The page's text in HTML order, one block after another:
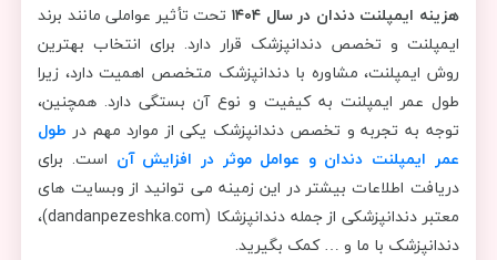
هزینه ایمپلنت دندان در سال ۱۴۰۴
تحت تأثیر عواملی مانند برند
ایمپلنت و تخصص دندانپزشک قرار دارد. برای انتخاب بهترین
روش ایمپلنت، مشاوره با دندانپزشک متخصص اهمیت دارد، زیرا
طول عمر ایمپلنت به کیفیت و نوع آن بستگی دارد. همچنین،
توجه به تجربه و تخصص دندانپزشک یکی از موارد مهم در طول
عمر ایمپلنت دندان و عوامل موثر در افزایش آن است. برای
دریافت اطلاعات بیشتر در این زمینه می توانید از وبسایت های
معتبر دندانپزشکی از جمله دندانپزشکا (dandanpezeshka.com)،
دندانپزشک با ما و … کمک بگیرید.